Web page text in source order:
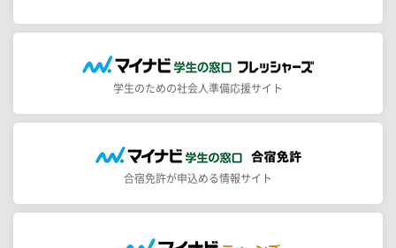
学生のための社会人準備応援サイト
合宿免許が申込める情報サイト